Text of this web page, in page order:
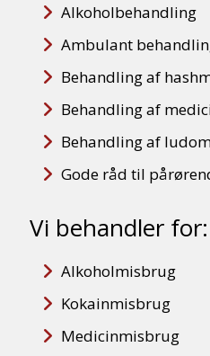
Alkoholbehandling
Ambulant
Behandling af
Behandling af
Behandling af
Gode råd til
Vi behandler for:
Alkoholmisbrug
Kokainmisbrug
Medicinmisbrug